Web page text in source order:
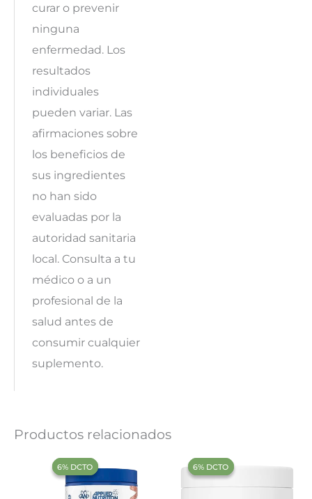
curar o prevenir
ninguna
enfermedad. Los
resultados
individuales
pueden variar. Las
afirmaciones sobre
los beneficios de
sus ingredientes
no han sido
evaluadas por la
autoridad sanitaria
local. Consulta a tu
médico o a un
profesional de la
salud antes de
consumir cualquier
suplemento.
Productos relacionados
‍6% DCTO‍‍
‍6% DCTO‍‍ ‍6% DCTO‍‍
‍6% DCTO‍‍